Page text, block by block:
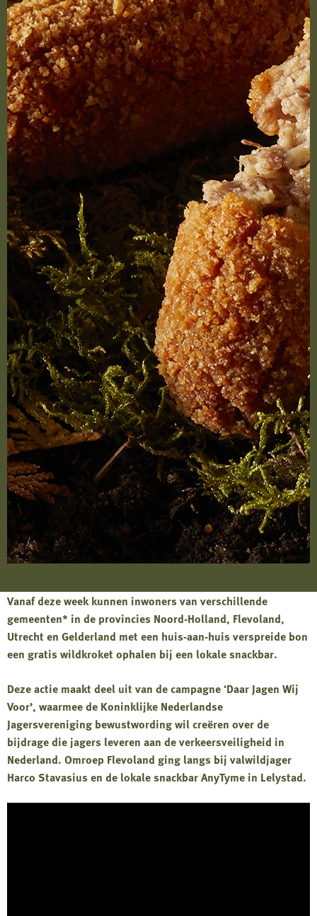
Vanaf deze week kunnen inwoners van verschillende
gemeenten* in de provincies Noord-Holland, Flevoland,
Utrecht en Gelderland met een huis-aan-huis verspreide bon
een gratis wildkroket ophalen bij een lokale snackbar.
Deze actie maakt deel uit van de campagne ‘Daar Jagen Wij
Voor’, waarmee de Koninklijke Nederlandse
Jagersvereniging bewustwording wil creëren over de
bijdrage die jagers leveren aan de verkeersveiligheid in
Nederland. Omroep Flevoland ging langs bij valwildjager
Harco Stavasius en de lokale snackbar AnyTyme in Lelystad.